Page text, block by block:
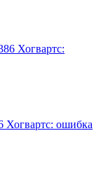
Хогвартс: ошибка